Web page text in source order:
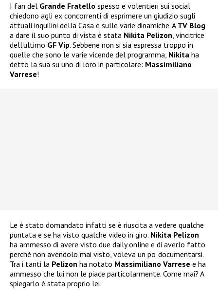
I fan del Grande Fratello spesso e volentieri sui social
chiedono agli ex concorrenti di esprimere un giudizio sugli
attuali inquilini della Casa e sulle varie dinamiche. A TV Blog
a dare il suo punto di vista è stata Nikita Pelizon , vincitrice
dell’ultimo GF Vip. Sebbene non si sia espressa troppo in
quelle che sono le varie vicende del programma, Nikita ha
detto la sua su uno di loro in particolare: Massimiliano
Varrese!
Le è stato domandato infatti se è riuscita a vedere qualche
puntata e se ha visto qualche video in giro. Nikita Pelizon
ha ammesso di avere visto due daily online e di averlo fatto
perché non avendolo mai visto, voleva un po’ documentarsi.
Tra i tanti la Pelizon ha notato Massimiliano Varrese e ha
ammesso che lui non le piace particolarmente. Come mai? A
spiegarlo è stata proprio lei: